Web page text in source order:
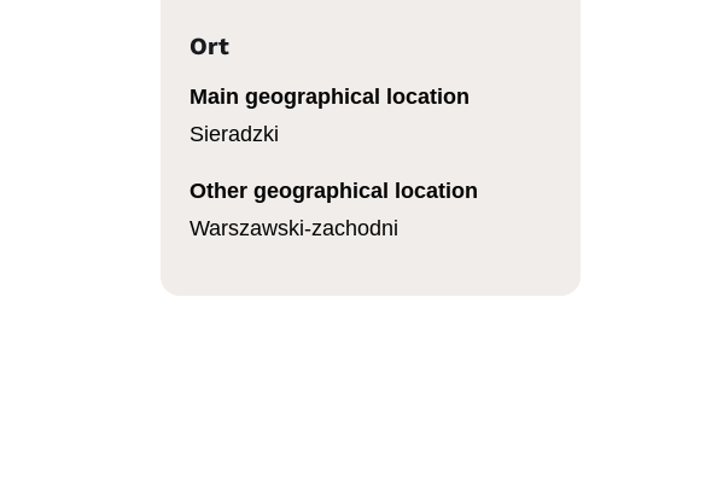
Ort
Main geographical location
Sieradzki
Other geographical location
Warszawski-zachodni